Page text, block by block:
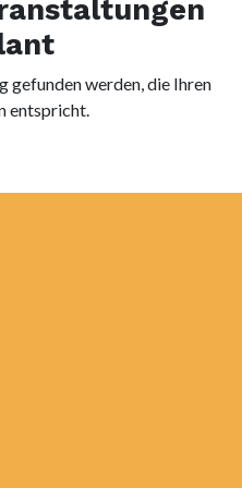
gefunden werden, die Ihren
entspricht.